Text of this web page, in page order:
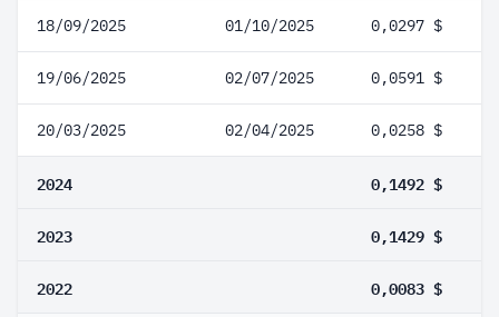
18/09/2025 01/10/2025 0,0297 $
19/06/2025 02/07/2025 0,0591 $
20/03/2025 02/04/2025 0,0258 $
2024 0,1492 $
2023 0,1429 $
2022 0,0083 $